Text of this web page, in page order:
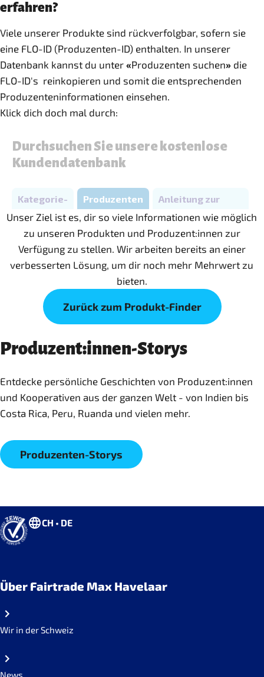
erfahren?
Viele unserer Produkte sind rückverfolgbar, sofern sie
eine FLO-ID (Produzenten-ID) enthalten. In unserer
Datenbank kannst du unter «Produzenten suchen» die
FLO-ID's reinkopieren und somit die entsprechenden
Produzenteninformationen einsehen.
Klick dich doch mal durch:
Unser Ziel ist es, dir so viele Informationen wie möglich
zu unseren Produkten und Produzent:innen zur
Verfügung zu stellen. Wir arbeiten bereits an einer
verbesserten Lösung, um dir noch mehr Mehrwert zu
bieten.
Zurück zum Produkt-Finder
Produzent:innen-Storys
Entdecke persönliche Geschichten von Produzent:innen
und Kooperativen aus der ganzen Welt - von Indien bis
Costa Rica, Peru, Ruanda und vielen mehr.
Produzenten-Storys
CH • DE
Über Fairtrade Max Havelaar
Wir in der Schweiz
News